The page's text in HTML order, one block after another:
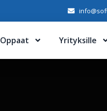
Oppaat Yrityksille